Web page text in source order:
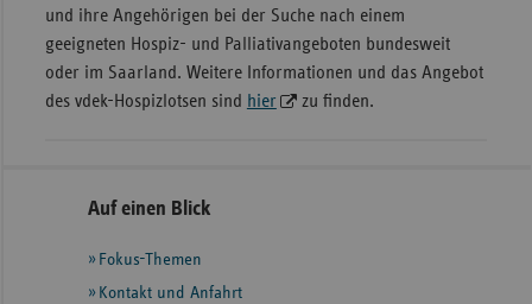
und ihre Angehörigen bei der Suche nach einem
geeigneten Hospiz- und Palliativangeboten bundesweit
oder im Saarland. Weitere Informationen und das Angebot
des vdek-Hospizlotsen sind hier zu finden.
Seitennavigation
Seitenleiste
weiteren
Informationen
Auf einen Blick
Fokus-Themen
Kontakt und Anfahrt